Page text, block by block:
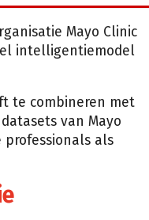
Mayo Clinic
intelligentiemodel
te combineren met
van Mayo
professionals als